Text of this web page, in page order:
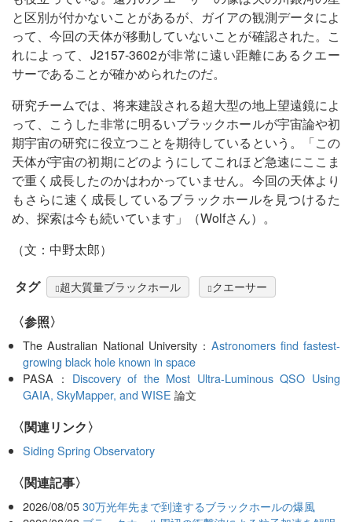
と区別が付かないことがあるが、ガイアの観測データによ
って、今回の天体が移動していないことが確認された。こ
れによって、J2157-3602が非常に遠い距離にあるクエー
サーであることが確かめられたのだ。
研究チームでは、将来建設される超大型の地上望遠鏡によ
って、こうした非常に明るいブラックホールが宇宙論や初
期宇宙の研究に役立つことを期待しているという。「この
天体が宇宙の初期にどのようにしてこれほど急速にここま
で重く成長したのかはわかっていません。今回の天体より
もさらに速く成長しているブラックホールを見つけるた
め、探索は今も続いています」（Wolfさん）。
（文：中野太郎）
タグ 超大質量ブラックホール クエーサー
〈参照〉
The Australian National University： Astronomers find fastest-
growing black hole known in space
PASA： Discovery of the Most Ultra-Luminous QSO Using
GAIA, SkyMapper, and WISE 論文
〈関連リンク〉
Siding Spring Observatory
関連記事
2026/08/05 30万光年先まで到達するブラックホールの爆風